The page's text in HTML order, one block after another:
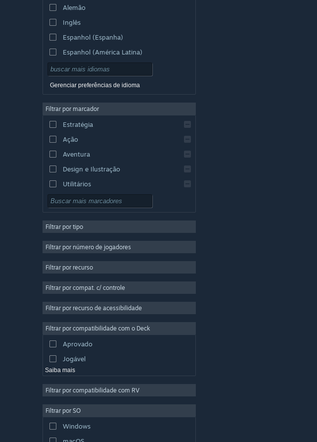
Alemão
Inglês
Espanhol (Espanha)
Espanhol (América Latina)
Gerenciar preferências de idioma
Filtrar por marcador
Estratégia
Ação
Aventura
Design e Ilustração
Utilitários
Gratuito para Jogar
Multijogador Massivo
Casual
Simulação
Produção de Vídeo
Edição de Fotos
Filtrar por tipo
Filtrar por número de jogadores
Filtrar por recurso
Filtrar por compat. c/ controle
Filtrar por recurso de acessibilidade
Filtrar por compatibilidade com o Deck
Aprovado
Jogável
Saiba mais
Filtrar por compatibilidade com RV
Filtrar por SO
Windows